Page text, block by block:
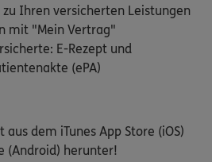
Ihren versicherten Leistungen
mit "Mein Vertrag"
E-Rezept und
(ePA)
aus dem iTunes App Store (iOS)
(Android) herunter!